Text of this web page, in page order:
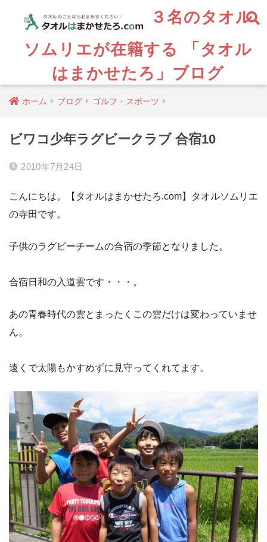
３名のタオル
ソムリエが在籍する 「タオル
はまかせたろ」ブログ
ホーム ブログ ゴルフ・スポーツ
ビワコ少年ラグビークラブ 合宿10
2010年7月24日
こんにちは。【タオルはまかせたろ.com】タオルソムリエ
の寺田です。
子供のラグビーチームの合宿の季節となりました。
合宿日和の入道雲です・・・。
あの青春時代の雲とまったくこの雲だけは変わっていませ
ん。
遠くで太陽もかすめずに見守ってくれてます。